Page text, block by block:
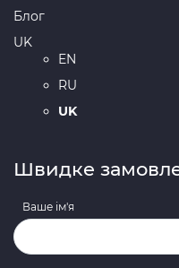
Блог
UK
EN
RU
UK
Швидке
Ваше ім'я